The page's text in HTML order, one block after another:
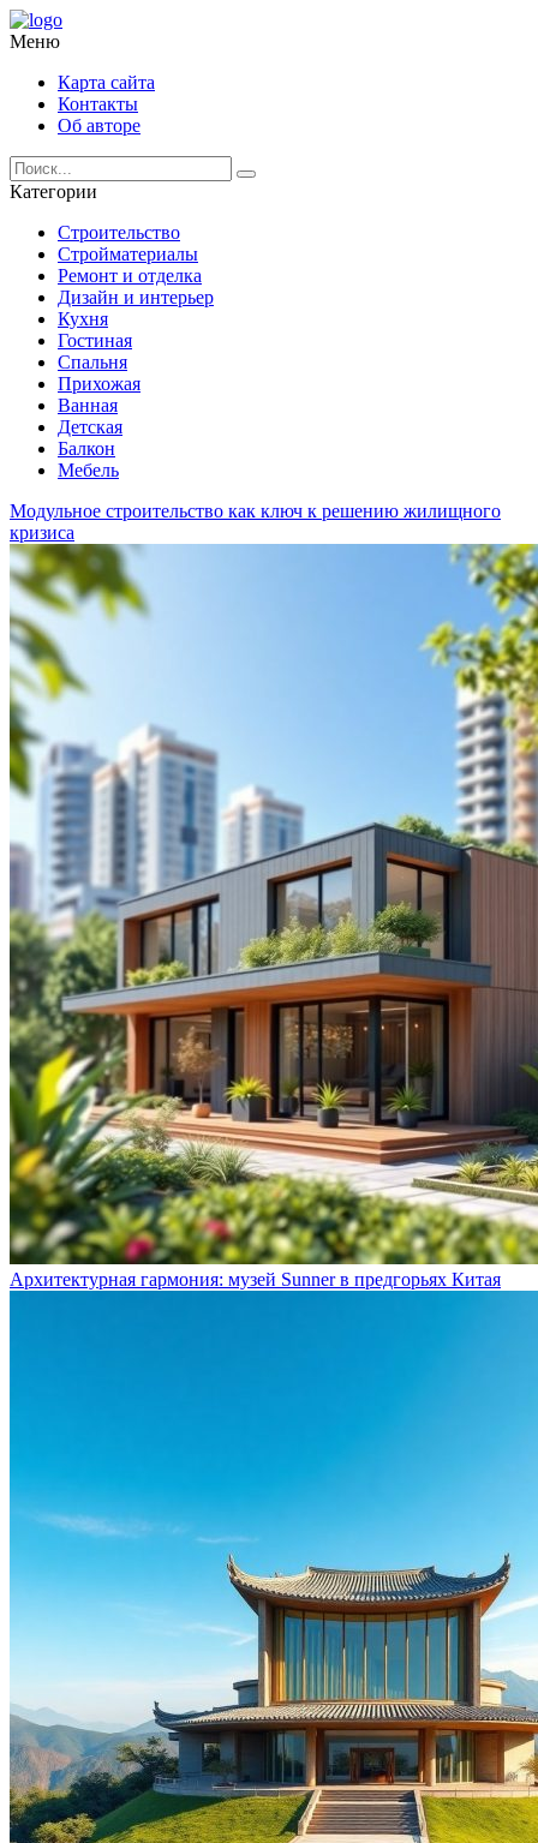
Меню
Карта сайта
Контакты
Об авторе
Категории
Строительство
Стройматериалы
Ремонт и отделка
Дизайн и интерьер
Кухня
Гостиная
Спальня
Прихожая
Ванная
Детская
Балкон
Мебель
Модульное строительство как ключ к решению жилищного
кризиса
Архитектурная гармония: музей Sunner в предгорьях Китая